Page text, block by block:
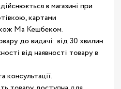
в магазині при
картами
Ма Кешбеком.
до видачі: від 30 хвилин
від наявності товару в
консультації.